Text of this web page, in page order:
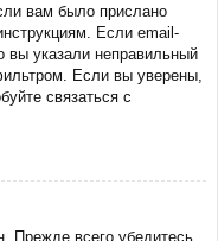
вам было прислано
Если email-
вы указали неправильный
Если вы уверены,
связаться с
Прежде всего убедитесь,